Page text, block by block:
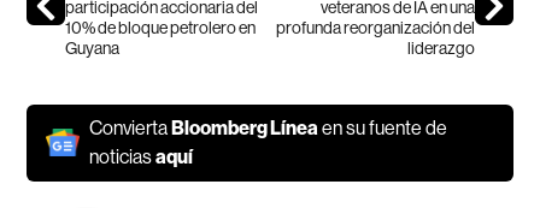
participación accionaria del
10% de bloque petrolero en
Guyana
veteranos de IA en una
profunda reorganización del
liderazgo
ConviertaBloomberg Línea en su fuente de
noticiasaquí